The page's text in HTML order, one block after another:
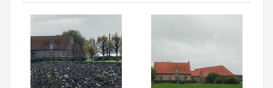
#BeeldIndeKijker
Hergebruik
Over ons
Aanmelden